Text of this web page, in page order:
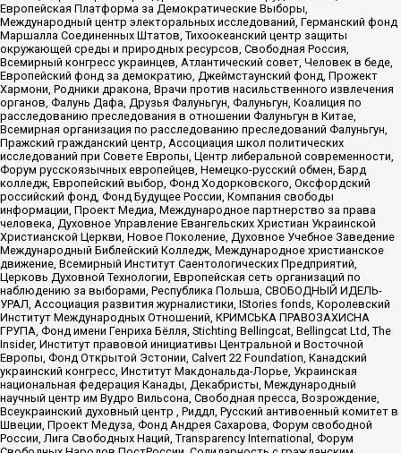
Европейская Платформа за Демократические Выборы,
Международный центр электоральных исследований, Германский фонд
Маршалла Соединенных Штатов, Тихоокеанский центр защиты
окружающей среды и природных ресурсов, Свободная Россия,
Всемирный конгресс украинцев, Атлантический совет, Человек в беде,
Европейский фонд за демократию, Джеймстаунский фонд, Прожект
Хармони, Родники дракона, Врачи против насильственного извлечения
органов, Фалунь Дафа, Друзья Фалуньгун, Фалуньгун, Коалиция по
расследованию преследования в отношении Фалуньгун в Китае,
Всемирная организация по расследованию преследований Фалуньгун,
Пражский гражданский центр, Ассоциация школ политических
исследований при Совете Европы, Центр либеральной современности,
Форум русскоязычных европейцев, Немецко-русский обмен, Бард
колледж, Европейский выбор, Фонд Ходорковского, Оксфордский
российский фонд, Фонд Будущее России, Компания свободы
информации, Проект Медиа, Международное партнерство за права
человека, Духовное Управление Евангельских Христиан Украинской
Христианской Церкви, Новое Поколение, Духовное Учебное Заведение
Международный Библейский Колледж, Международное христианское
движение, Всемирный Институт Саентологических Предприятий,
Церковь Духовной Технологии, Европейская сеть организаций по
наблюдению за выборами, Республика Польша, СВОБОДНЫЙ ИДЕЛЬ-
УРАЛ, Ассоциация развития журналистики, IStories fonds, Королевский
Институт Международных Отношений, КРИМСЬКА ПРАВОЗАХИСНА
ГРУПА, Фонд имени Генриха Бёлля, Stichting Bellingcat, Bellingcat Ltd, The
Insider, Институт правовой инициативы Центральной и Восточной
Европы, Фонд Открытой Эстонии, Calvert 22 Foundation, Канадский
украинский конгресс, Институт Макдональда-Лорье, Украинская
национальная федерация Канады, Декабристы, Международный
научный центр им Вудро Вильсона, Свободная пресса, Возрождение,
Всеукраинский духовный центр , Риддл, Русский антивоенный комитет в
Швеции, Проект Медуза, Фонд Андрея Сахарова, Форум свободной
России, Лига Свободных Наций, Transparеncy International, Форум